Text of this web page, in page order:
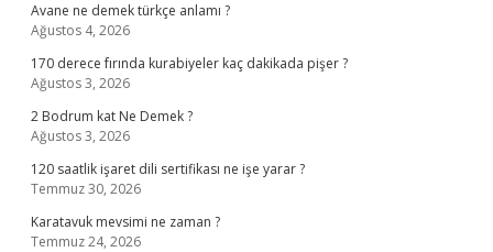
Avane ne demek türkçe anlamı ?
Ağustos 4, 2026
170 derece fırında kurabiyeler kaç dakikada pişer ?
Ağustos 3, 2026
2 Bodrum kat Ne Demek ?
Ağustos 3, 2026
120 saatlik işaret dili sertifikası ne işe yarar ?
Temmuz 30, 2026
Karatavuk mevsimi ne zaman ?
Temmuz 24, 2026